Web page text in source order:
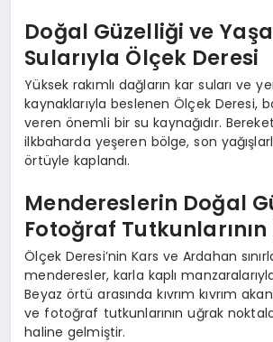
Doğal Güzelliği ve
Sularıyla Ölçek Deresi
Yüksek rakımlı dağların kar suları ve
kaynaklarıyla beslenen Ölçek Deresi,
veren önemli bir su kaynağıdır.
ilkbaharda yeşeren bölge, son
örtüyle kaplandı.
Mendereslerin Doğal
Fotoğraf Tutkunlarının
Ölçek Deresi’nin Kars ve Ardahan
menderesler, karla kaplı
Beyaz örtü arasında kıvrım kıvrım
ve fotoğraf tutkunlarının uğrak
haline gelmiştir.